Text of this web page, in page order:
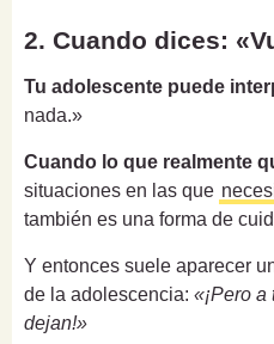
2. Cuando dices:
Tu adolescente puede
nada.»
Cuando lo que realmente
situaciones en las que
también es una forma de
Y entonces suele aparecer
de la adolescencia: «¡Pero
dejan!»